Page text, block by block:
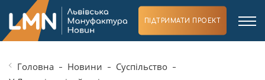
ПІДТРИМАТИ ПРОЕКТ
Головна Новини
Суспільство